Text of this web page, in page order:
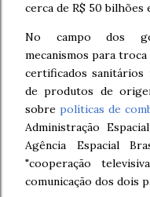
cerca de R$ 50 bilhões
No campo dos
mecanismos para
certificados sanitários
de produtos de
sobre políticas de
Administração
Agência Espacial
"cooperação
comunicação dos dois